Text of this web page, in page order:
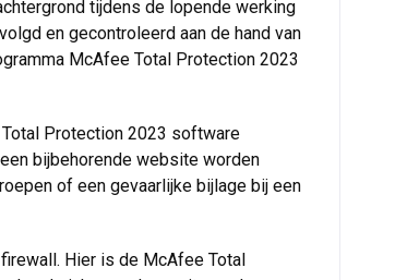
tijdens de lopende werking
en gecontroleerd aan de hand van
McAfee Total Protection 2023
Protection 2023 software
bijbehorende website worden
of een gevaarlijke bijlage bij een
Hier is de McAfee Total